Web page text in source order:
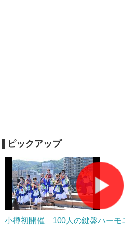
ピックアップ
小樽初開催 100人の鍵盤ハーモ